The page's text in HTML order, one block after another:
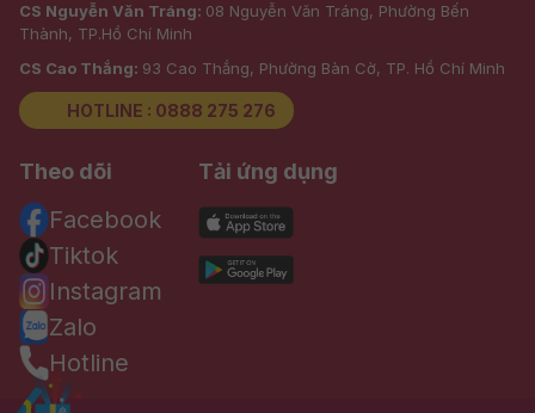
CS Nguyễn Văn Tráng: 08 Nguyễn Văn Tráng, Phường Bến
Thành, TP.Hồ Chí Minh
CS Cao Thắng: 93 Cao Thắng, Phường Bàn Cờ, TP. Hồ Chí Minh
HOTLINE : 0888 275 276
Theo dõi
Facebook
Tiktok
Instagram
Zalo
Hotline
Tải ứng dụng